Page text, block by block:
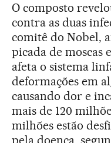
O composto
contra as duas
comitê do Nobel,
picada de moscas
afeta o sistema
deformações em
causando dor e
mais de 120
milhões estão
pela doença,